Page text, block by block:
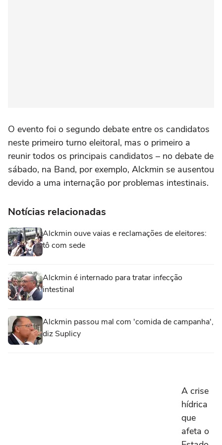
O evento foi o segundo debate entre os candidatos
neste primeiro turno eleitoral, mas o primeiro a
reunir todos os principais candidatos – no debate de
sábado, na Band, por exemplo, Alckmin se ausentou
devido a uma internação por problemas intestinais.
Notícias relacionadas
Alckmin ouve vaias e reclamações de eleitores:
tô com sede
Alckmin é internado para tratar infecção
intestinal
Alckmin passou mal com 'comida de campanha',
diz Suplicy
A crise
hídrica
que
afeta o